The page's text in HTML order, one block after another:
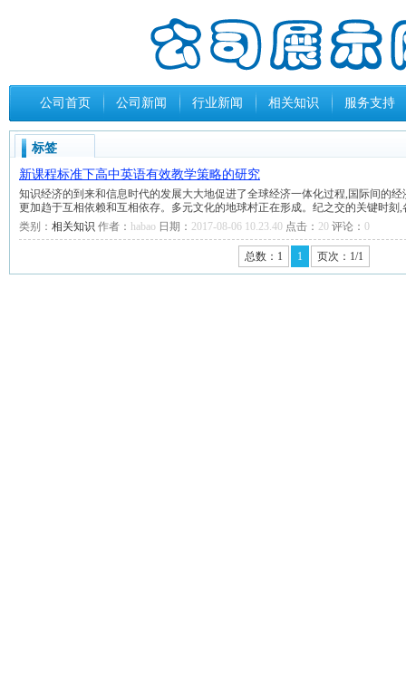
公司首页 公司新闻 行业新闻 相关知识 服务支持
标签
新课程标准下高中英语有效教学策略的研究
知识经济的到来和信息时代的发展大大地促进了全球经济一体化过程,国际间的
更加趋于互相依赖和互相依存。多元文化的地球村正在形成。纪之交的关键时
类别： 相关知识 作者： habao 日期： 2017-08-06 10.23.40 点击： 20 评论： 0
总数：1 1 页次：1/1